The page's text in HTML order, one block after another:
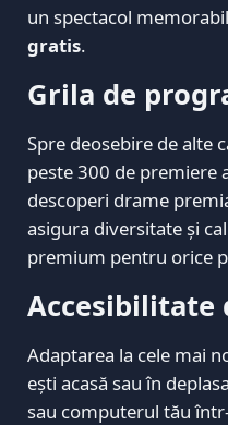
un spectacol
gratis.
Grila de
Spre deosebire de alte
peste 300 de premiere
descoperi drame
asigura diversitate și
premium pentru orice
Accesibilitate
Adaptarea la cele mai
ești acasă sau în
sau computerul tău